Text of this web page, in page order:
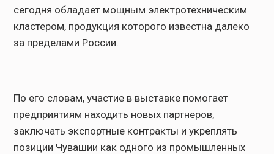
сегодня обладает мощным электротехническим
кластером, продукция которого известна далеко
за пределами России.
По его словам, участие в выставке помогает
предприятиям находить новых партнеров,
заключать экспортные контракты и укреплять
позиции Чувашии как одного из промышленных